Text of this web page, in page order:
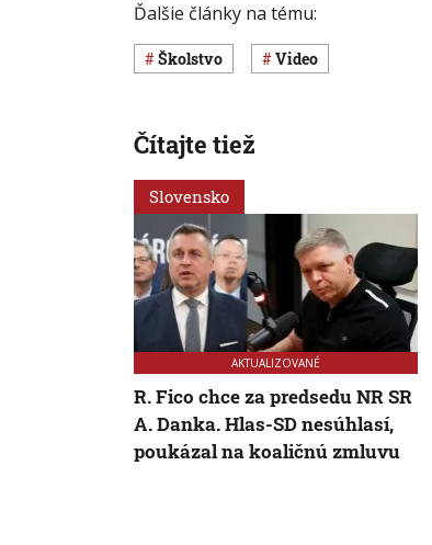
Ďalšie články na tému:
Školstvo Video
Čítajte tiež
Slovensko
AKTUALIZOVANÉ
R. Fico chce za predsedu NR SR
A. Danka. Hlas-SD nesúhlasí,
poukázal na koaličnú zmluvu